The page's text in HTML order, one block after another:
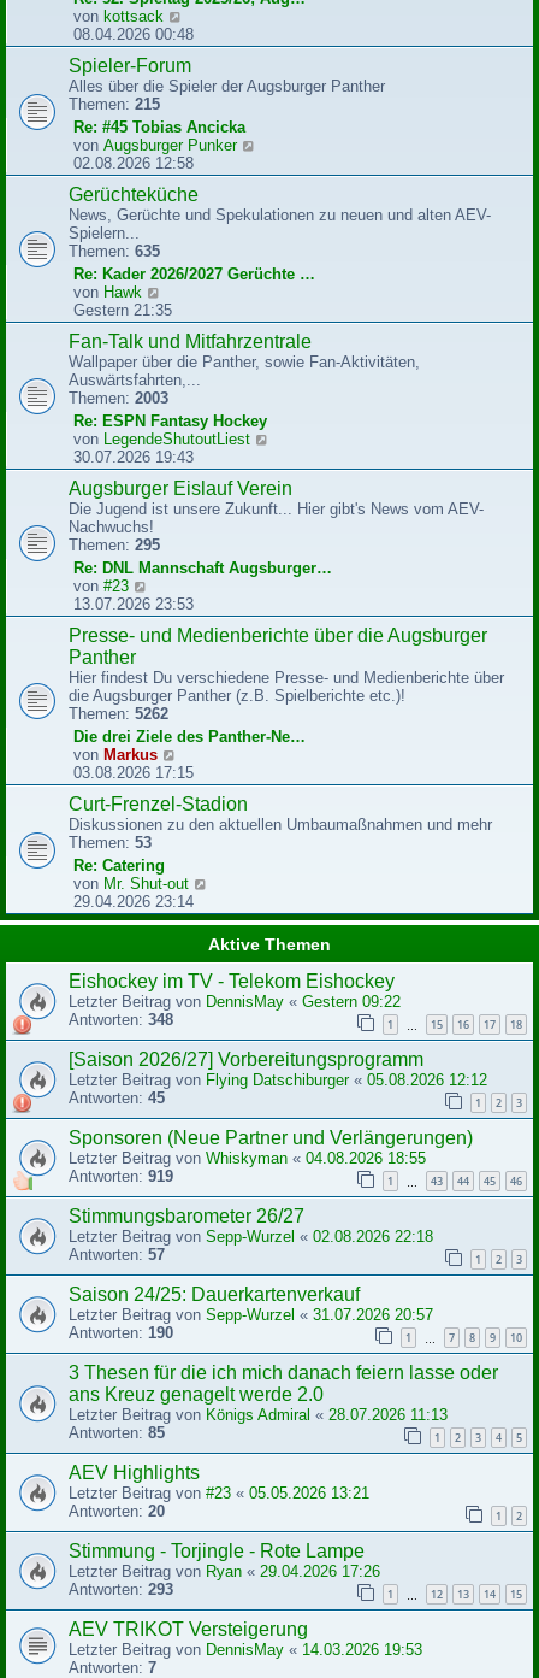
i
r
g
von kottsack
e
u
e
s
e
r
B
e
i
t
g
08.04.2026 00:48
Spieler-Forum
Alles über die Spieler der Augsburger Panther
Themen: 215
Re: #45 Tobias Ancicka
von Augsburger Punker
u
s
r
i
t
r
02.08.2026 12:58
Gerüchteküche
News, Gerüchte und Spekulationen zu neuen und alten AEV-
Spielern...
Themen: 635
Re: Kader 2026/2027 Gerüchte …
von Hawk
e
u
e
s
t
e
r
B
e
i
t
r
Gestern 21:35
Fan-Talk und Mitfahrzentrale
Wallpaper über die Panther, sowie Fan-Aktivitäten,
Auswärtsfahrten,...
Themen: 2003
Re: ESPN Fantasy Hockey
von
LegendeShutoutLiest
u
e
s
r
i
t
a
g
30.07.2026 19:43
Augsburger Eislauf Verein
Die Jugend ist unsere Zukunft... Hier gibt's News vom AEV-
Nachwuchs!
Themen: 295
Re: DNL Mannschaft Augsburger…
von #23
e
u
e
t
e
r
B
e
i
t
r
a
g
13.07.2026 23:53
Presse- und Medienberichte über die Augsburger
Panther
Hier findest Du verschiedene Presse- und Medienberichte über
die Augsburger Panther (z.B. Spielberichte etc.)!
Themen: 5262
Die drei Ziele des Panther-Ne…
von Markus
e
u
e
s
r
B
e
a
g
03.08.2026 17:15
Curt-Frenzel-Stadion
Diskussionen zu den aktuellen Umbaumaßnahmen und mehr
Themen: 53
Re: Catering
von Mr. Shut-out
u
e
s
t
e
r
e
t
a
g
29.04.2026 23:14
Aktive Themen
Eishockey im TV - Telekom Eishockey
Letzter Beitrag von DennisMay « Gestern 09:22
Antworten: 348 1 15 16 17 18
[Saison 2026/27] Vorbereitungsprogramm
Letzter Beitrag von Flying Datschiburger« 05.08.2026 12:12
Antworten: 45 1 2 3
Sponsoren (Neue Partner und Verlängerungen)
Letzter Beitrag von Whiskyman « 04.08.2026 18:55
Antworten: 919 1 43 44 45 46
Stimmungsbarometer 26/27
Letzter Beitrag von Sepp-Wurzel « 02.08.2026 22:18
Antworten: 57 1 2 3
Saison 24/25: Dauerkartenverkauf
Letzter Beitrag von Sepp-Wurzel « 31.07.2026 20:57
Antworten: 190 1 7 8 9 10
3 Thesen für die ich mich danach feiern lasse oder
ans Kreuz genagelt werde 2.0
Letzter Beitrag von Königs Admiral « 28.07.2026 11:13
Antworten: 85 1 2 3 4 5
AEV Highlights
Letzter Beitrag von #23 « 05.05.2026 13:21
Antworten: 20 1 2
Stimmung - Torjingle - Rote Lampe
Letzter Beitrag von Ryan « 29.04.2026 17:26
Antworten: 293 1 12 13 14 15
AEV TRIKOT Versteigerung
Letzter Beitrag von DennisMay « 14.03.2026 19:53
Antworten: 7